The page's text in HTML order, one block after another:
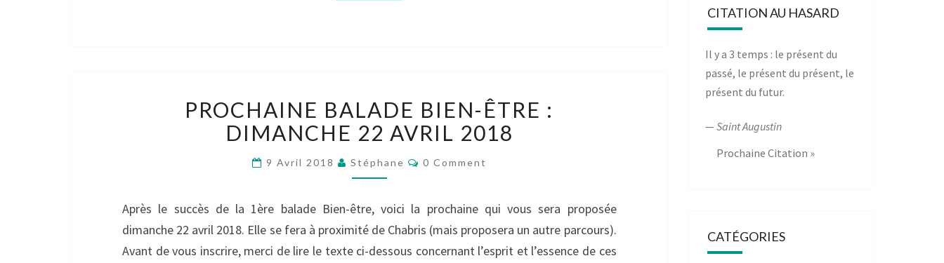
BALADE
BIEN-
ÊTRE
:
DIMANCHE
AVRIL
2018
PROCHAINE BALADE BIEN-ÊTRE :
DIMANCHE 22 AVRIL 2018
9 Avril 2018 Stéphane Comments
0 Comment
Après le succès de la 1ère balade Bien-être, voici la prochaine qui vous sera proposée
dimanche 22 avril 2018. Elle se fera à proximité de Chabris (mais proposera un autre parcours).
Avant de vous inscrire, merci de lire le texte ci-dessous concernant l’esprit et l’essence de ces
CITATION AU HASARD
Il y a 3 temps : le présent du
passé, le présent du présent, le
présent du futur.
— Saint Augustin
Prochaine Citation »
CATÉGORIES